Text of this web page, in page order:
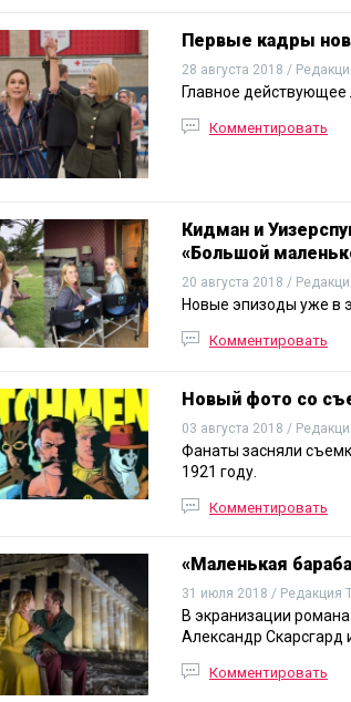
Первые кадры
28 августа 2018 /
Главное
Комментировать
Кидман и
«Большой
20 августа 2018 /
Новые эпизоды уже в
Комментировать
Новый фото со
03 августа 2018 /
Фанаты засняли
1921 году.
Комментировать
«Маленькая
31 июля 2018 / Редакция
В экранизации
Александр Скарсгард
Комментировать